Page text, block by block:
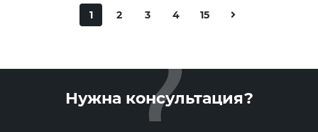
1 2 3 4 15
Нужна консультация?